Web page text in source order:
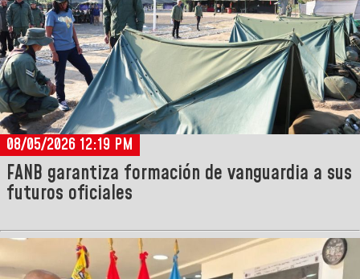
08/05/2026 12:19 PM
FANB garantiza formación de vanguardia a sus
futuros oficiales